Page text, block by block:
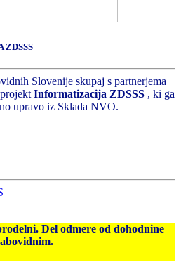
ZDSSS
Slovenije skupaj s partnerjema
Informatizacija ZDSSS , ki ga
upravo iz Sklada NVO.
Del odmere od dohodnine